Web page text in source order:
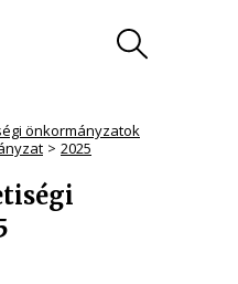
önkormányzatok
2025